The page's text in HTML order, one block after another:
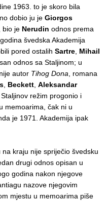
1963. to je skoro bila
dobio ju je Giorgos
bio je Nerudin odnos prema
švedska Akademija
pored ostalih Sartre Mihail
odnos sa Staljinom; u
autor Tihog Dona , romana
Beckett Aleksandar
režim progonio i
memoarima, čak ni u
je 1971. Akademija ipak
kraju nije spriječio švedsku
drugi odnos opisan u
godina nakon njegove
nazove njegovim
mjestu u memoarima piše